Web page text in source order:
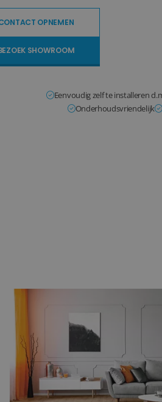
OPNEMEN
SHOWROOM
Eenvoudig zelf te installeren
Onderhoudsvriendelijk
Voor welke kleur kiest u?
Ons assortiment laminaatvloeren
kleuren en designs. Om hier een
belangrijk om vooraf te bedenken wat
een grote ruimte wat knusser laten
donkere laminaatvloer. Komt de vloer